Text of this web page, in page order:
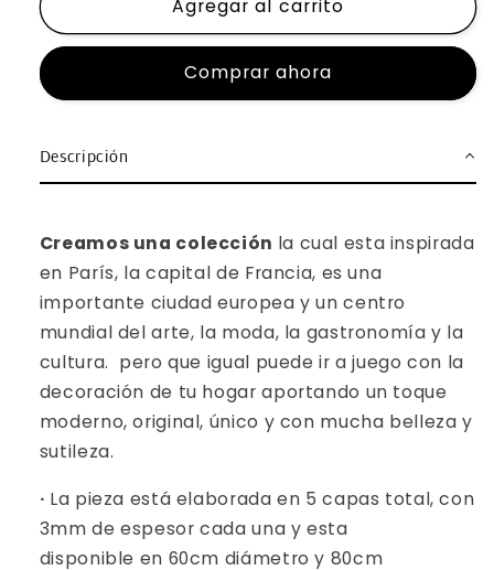
de
Iconos
de
Agregar al carrito
Comprar ahora
Descripción
Creamos una colección la cual esta inspirada
en París, la capital de Francia, es una
importante ciudad europea y un centro
mundial del arte, la moda, la gastronomía y la
cultura. pero que igual puede ir a juego con la
decoración de tu hogar aportando un toque
moderno, original, único y con mucha belleza y
sutileza.
· La pieza está elaborada en 5 capas total, con
3mm de espesor cada una y esta
disponible en 60cm diámetro y 80cm